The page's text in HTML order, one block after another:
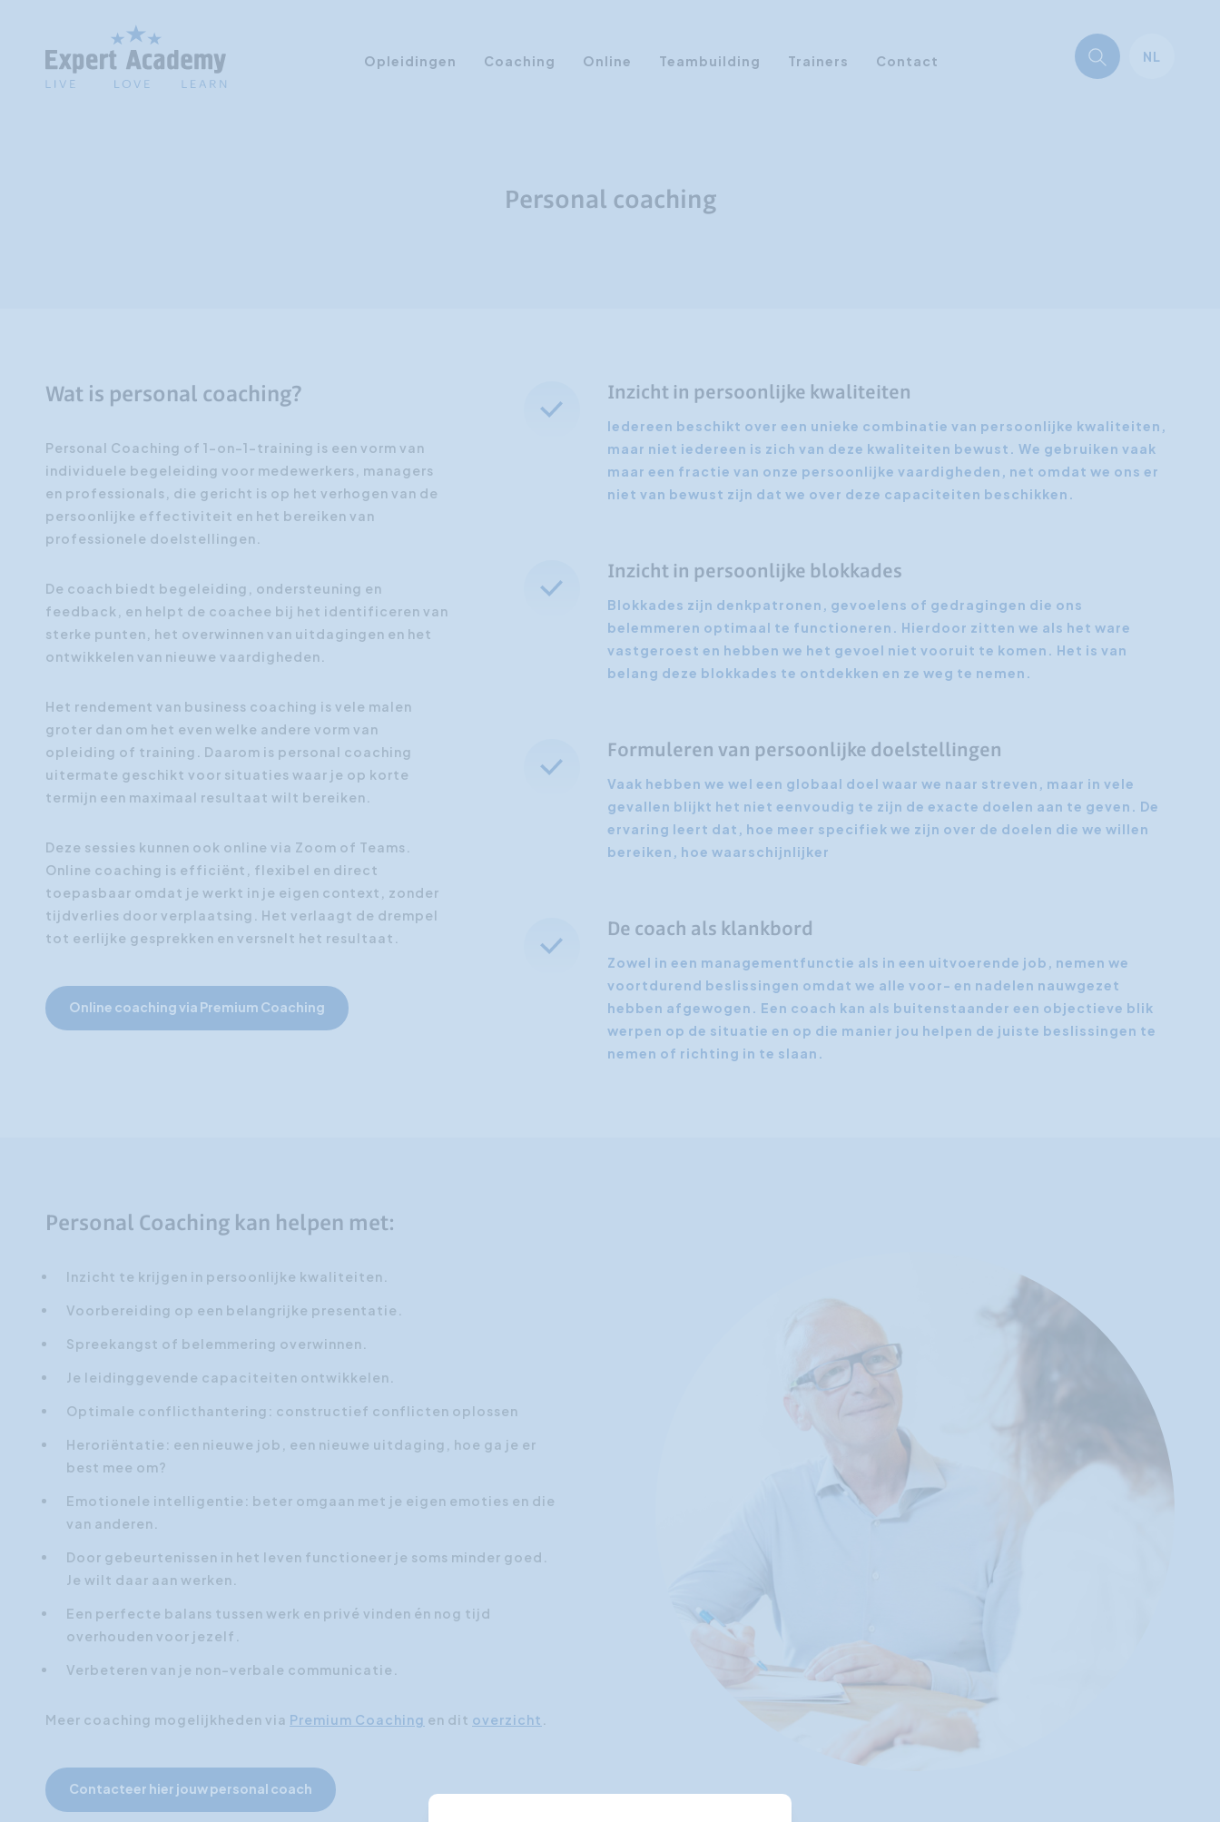
Opleidingen
Sales Training
Management Training
Klantgerichtheid
Social Media Training
Coaching Online Teambuilding Trainers Contact NL
Personal coaching
Wat is personal coaching?
Personal Coaching of 1-on-1-training is een vorm van
individuele begeleiding voor medewerkers, managers
en professionals, die gericht is op het verhogen van de
persoonlijke effectiviteit en het bereiken van
professionele doelstellingen.
De coach biedt begeleiding, ondersteuning en
feedback, en helpt de coachee bij het identificeren van
sterke punten, het overwinnen van uitdagingen en het
ontwikkelen van nieuwe vaardigheden.
Het rendement van business coaching is vele malen
groter dan om het even welke andere vorm van
opleiding of training. Daarom is personal coaching
uitermate geschikt voor situaties waar je op korte
termijn een maximaal resultaat wilt bereiken.
Deze sessies kunnen ook online via Zoom of Teams.
Online coaching is efficiënt, flexibel en direct
toepasbaar omdat je werkt in je eigen context, zonder
tijdverlies door verplaatsing. Het verlaagt de drempel
tot eerlijke gesprekken en versnelt het resultaat.
Online coaching via Premium Coaching
Inzicht in persoonlijke kwaliteiten
Iedereen beschikt over een unieke combinatie van persoonlijke kwaliteiten,
maar niet iedereen is zich van deze kwaliteiten bewust. We gebruiken vaak
maar een fractie van onze persoonlijke vaardigheden, net omdat we ons er
niet van bewust zijn dat we over deze capaciteiten beschikken.
Inzicht in persoonlijke blokkades
Blokkades zijn denkpatronen, gevoelens of gedragingen die ons
belemmeren optimaal te functioneren. Hierdoor zitten we als het ware
vastgeroest en hebben we het gevoel niet vooruit te komen. Het is van
belang deze blokkades te ontdekken en ze weg te nemen.
Formuleren van persoonlijke doelstellingen
Vaak hebben we wel een globaal doel waar we naar streven, maar in vele
gevallen blijkt het niet eenvoudig te zijn de exacte doelen aan te geven. De
ervaring leert dat, hoe meer specifiek we zijn over de doelen die we willen
bereiken, hoe waarschijnlijker
De coach als klankbord
Zowel in een managementfunctie als in een uitvoerende job, nemen we
voortdurend beslissingen omdat we alle voor- en nadelen nauwgezet
hebben afgewogen. Een coach kan als buitenstaander een objectieve blik
werpen op de situatie en op die manier jou helpen de juiste beslissingen te
nemen of richting in te slaan.
Personal Coaching kan helpen met:
Inzicht te krijgen in persoonlijke kwaliteiten.
Voorbereiding op een belangrijke presentatie.
Spreekangst of belemmering overwinnen.
Je leidinggevende capaciteiten ontwikkelen.
Optimale conflicthantering: constructief conflicten oplossen
Heroriëntatie: een nieuwe job, een nieuwe uitdaging, hoe ga je er
best mee om?
Emotionele intelligentie: beter omgaan met je eigen emoties en die
van anderen.
Door gebeurtenissen in het leven functioneer je soms minder goed.
Je wilt daar aan werken.
Een perfecte balans tussen werk en privé vinden én nog tijd
overhouden voor jezelf.
Verbeteren van je non-verbale communicatie.
Meer coaching mogelijkheden via Premium Coaching en dit overzicht
Contacteer hier jouw personal coach